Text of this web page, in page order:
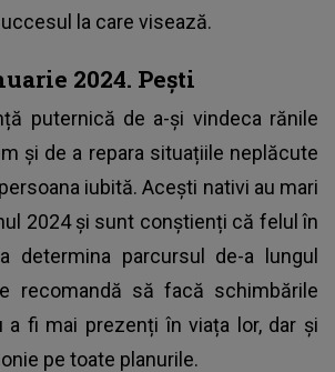
la care visează.
2024. Pești
puternică de a-și vindeca rănile
și de a repara situațiile neplăcute
iubită. Acești nativi au mari
2024 și sunt conștienți că felul în
determina parcursul de-a lungul
recomandă să facă schimbările
a fi mai prezenți în viața lor, dar și
pe toate planurile.